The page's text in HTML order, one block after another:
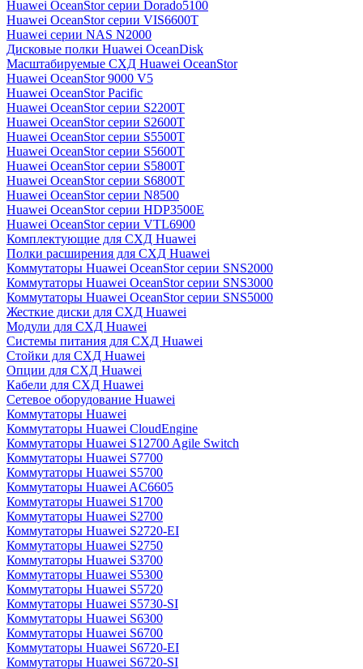
Huawei OceanStor серии Dorado5100
Huawei OceanStor серии VIS6600T
Huawei серии NAS N2000
Дисковые полки Huawei OceanDisk
Масштабируемые СХД Huawei OceanStor
Huawei OceanStor 9000 V5
Huawei OceanStor Pacific
Huawei OceanStor серии S2200T
Huawei OceanStor серии S2600T
Huawei OceanStor серии S5500T
Huawei OceanStor серии S5600T
Huawei OceanStor серии S5800T
Huawei OceanStor серии S6800T
Huawei OceanStor серии N8500
Huawei OceanStor серии HDP3500E
Huawei OceanStor серии VTL6900
Комплектующие для СХД Huawei
Полки расширения для СХД Huawei
Коммутаторы Huawei OceanStor серии SNS2000
Коммутаторы Huawei OceanStor серии SNS3000
Коммутаторы Huawei OceanStor серии SNS5000
Жесткие диски для СХД Huawei
Модули для СХД Huawei
Системы питания для СХД Huawei
Стойки для СХД Huawei
Опции для СХД Huawei
Кабели для СХД Huawei
Сетевое оборудование Huawei
Коммутаторы Huawei
Коммутаторы Huawei CloudEngine
Коммутаторы Huawei S12700 Agile Switch
Коммутаторы Huawei S7700
Коммутаторы Huawei S5700
Коммутаторы Huawei AC6605
Коммутаторы Huawei S1700
Коммутаторы Huawei S2700
Коммутаторы Huawei S2720-EI
Коммутаторы Huawei S2750
Коммутаторы Huawei S3700
Коммутаторы Huawei S5300
Коммутаторы Huawei S5720
Коммутаторы Huawei S5730-SI
Коммутаторы Huawei S6300
Коммутаторы Huawei S6700
Коммутаторы Huawei S6720-EI
Коммутаторы Huawei S6720-SI